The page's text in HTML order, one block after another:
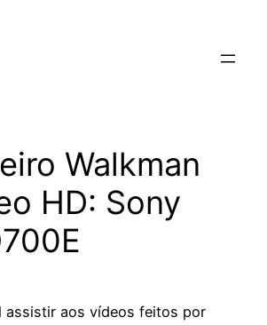
Walkman
HD: Sony
assistir aos vídeos feitos por